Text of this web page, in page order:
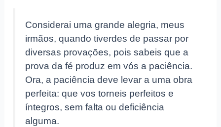
Considerai uma grande alegria, meus
irmãos, quando tiverdes de passar por
diversas provações, pois sabeis que a
prova da fé produz em vós a paciência.
Ora, a paciência deve levar a uma obra
perfeita: que vos torneis perfeitos e
íntegros, sem falta ou deficiência
alguma.